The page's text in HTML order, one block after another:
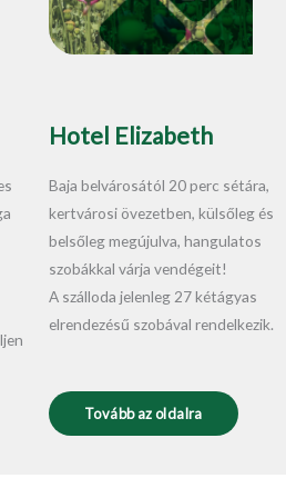
Hotel Elizabeth
Baja belvárosától 20 perc sétára,
kertvárosi övezetben, külsőleg és
belsőleg megújulva, hangulatos
szobákkal várja vendégeit!
A szálloda jelenleg 27 kétágyas
elrendezésű szobával rendelkezik.
Tovább az oldalra